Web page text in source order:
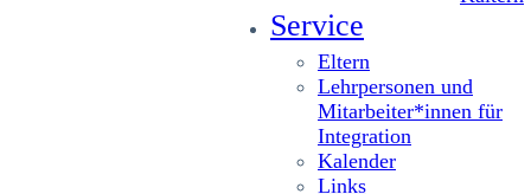
Service
Eltern
Lehrpersonen und
Mitarbeiter*innen für
Integration
Kalender
Links